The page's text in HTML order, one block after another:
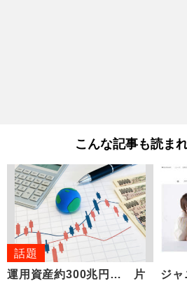
こんな記事も読ま
話題
運用資産約300兆円… 片
ジャ